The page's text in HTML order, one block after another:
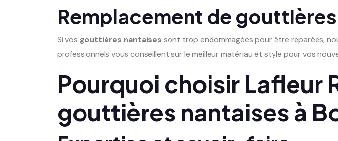
Remplacement de gouttières
Si vos gouttières nantaises sont trop endommagées pour être réparées,
professionnels vous conseillent sur le meilleur matériau et style pour vos
Pourquoi choisir Lafleur
gouttières nantaises à